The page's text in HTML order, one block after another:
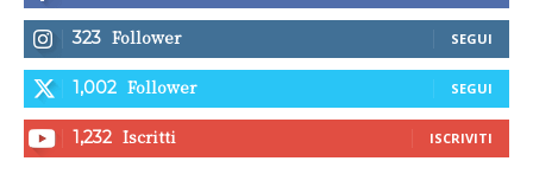
323 Follower SEGUI
1,002 Follower SEGUI
1,232 Iscritti ISCRIVITI